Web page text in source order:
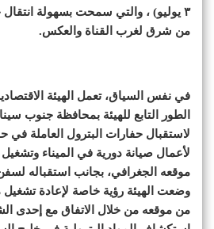
٣ يوليو) ، والتي سمحت بسهولة انتقال
من شرق لغرب القناة والعكس.
في نفس السياق، تعمل الهيئة
الطور التابع للهيئة بمحافظة جنوب
لاستقبال حفارات البترول العاملة
لأعمال صيانة دورية في الميناء وتشغيل
موقعه الجغرافي، بجانب استقباله
وضعت الهيئة رؤية خاصة لإعادة تشغيل
من موقعه من خلال الاتفاق مع إحدى